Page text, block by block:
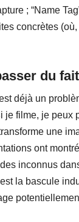
; “Name
concrètes
du
déjà un
je filme, je peux
une
ont
inconnus
la bascule